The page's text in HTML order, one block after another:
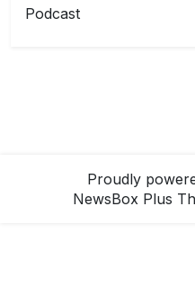
Podcast
Proudly
NewsBox Plus